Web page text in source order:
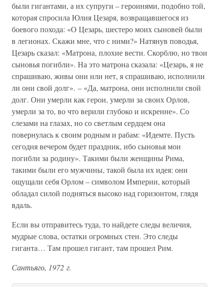
были гигантами, а их супруги – героинями, подобно той,
которая спросила Юлия Цезаря, возвращавшегося из
боевого похода: «О Цезарь, шестеро моих сыновей были
в легионах. Скажи мне, что с ними?» Натянув поводья,
Цезарь сказал: «Матрона, плохие вести. Скорблю, но твои
сыновья погибли». На это матрона сказала: «Цезарь, я не
спрашиваю, живы они или нет, я спрашиваю, исполнили
ли они свой долг». – «Да, матрона, они исполнили свой
долг. Они умерли как герои, умерли за своих Орлов,
умерли за то, во что верили глубоко и искренне». Со
слезами на глазах, но со светлым сердцем она
повернулась к своим родным и рабам: «Идемте. Пусть
сегодня вечером будет праздник, ибо сыновья мои
погибли за родину». Такими были женщины Рима,
такими были его мужчины, такой была их идея: они
ощущали себя Орлом – символом Империи, который
обладал силой подняться высоко над горизонтом, глядя
вдаль.
Если вы отправитесь туда, то найдете следы величия,
мудрые слова, остатки огромных стен. Это следы
гиганта… Там прошел гигант, там прошел Рим.
Сантьяго, 1972 г.